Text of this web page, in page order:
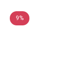
9%